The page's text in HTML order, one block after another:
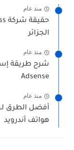
منذ عام
الجزائر
منذ عام
Adsense
منذ عام
أفضل الطرق
هواتف أندرويد